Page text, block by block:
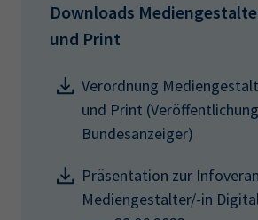
Downloads
und Print
Verordnung
und Print
Bundesanzeiger)
Präsentation zur
Mediengestalter/-in